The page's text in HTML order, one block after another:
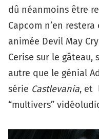
dû néanmoins être
Capcom n’en
animée Devil May Cry
Cerise sur le gâteau,
autre que le génial
série Castlevania, et
“multivers”